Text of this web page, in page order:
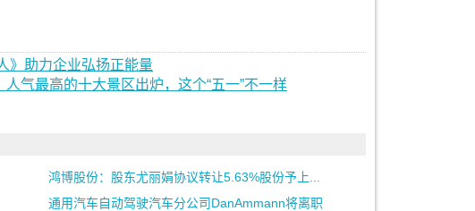
》助力企业弘扬正能量
气最高的十大景区出炉，这个“五一”不一样
鸿博股份：股东尤丽娟协议转让5.63%股份予上...
通用汽车自动驾驶汽车分公司DanAmmann将离职